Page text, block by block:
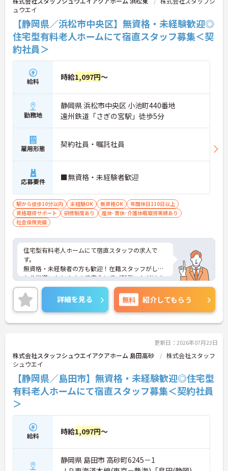
ュウエイ
【静岡県／浜松市中央区】無資格・未経験歓迎◎
住宅型有料老人ホームにて宿直スタッフ募集＜契
約社員＞
給料 時給1,097円～
勤務地
静岡県 浜松市中央区 小池町440番地
遠州鉄道「さぎの宮駅」徒歩5分
雇用形態 契約社員・嘱託社員
応募要件 ■無資格・未経験者歓迎
駅から徒歩10分以内 未経験OK 無資格OK
年間休日110日以上
資格取得サポート
研修制度あり
産休･育休･介護休暇取得実績あり
社会保険完備
住宅型有料老人ホームにて宿直スタッフの求人で
す。
無資格・未経験者の方も歓迎！在籍スタッフがしっ
かり指導いたしますので安心してご就業いただけま
す！
施設の見学からも可能です◎
ご興味をお持ちの方はお気軽にお問合せ下さい。
詳細を見る 無料 紹介してもらう
更新日：2026年07月23日
株式会社スタッフシュウエイアクアホーム 島田高砂
株式会社スタッフ
シュウエイ
【静岡県／島田市】無資格・未経験歓迎◎住宅型
有料老人ホームにて宿直スタッフ募集＜契約社員
＞
給料 時給1,097円～
静岡県 島田市 高砂町6245－1